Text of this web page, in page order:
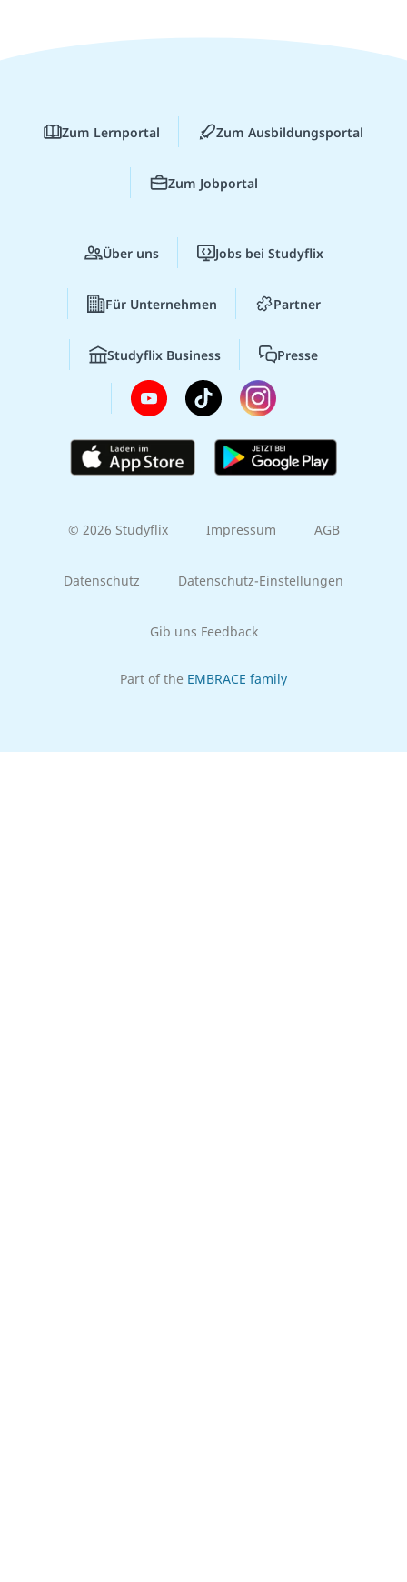
Zum Lernportal Zum Ausbildungsportal
Zum Jobportal
Über uns Jobs bei Studyflix
Für Unternehmen Partner
Studyflix Business Presse
© 2026 Studyflix Impressum AGB
Datenschutz Datenschutz-Einstellungen
Gib uns Feedback
Part of the EMBRACE family